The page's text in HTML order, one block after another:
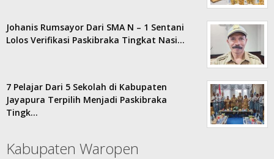
Johanis Rumsayor Dari SMA N – 1 Sentani
Lolos Verifikasi Paskibraka Tingkat Nasi…
7 Pelajar Dari 5 Sekolah di Kabupaten
Jayapura Terpilih Menjadi Paskibraka
Tingk…
Kabupaten Waropen